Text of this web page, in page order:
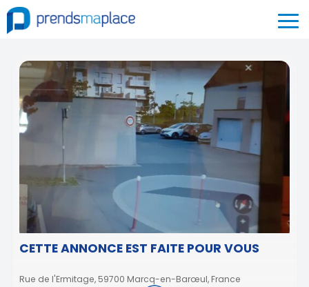
CETTE ANNONCE EST FAITE POUR VOUS
Rue de l'Ermitage, 59700 Marcq-en-Barœul, France